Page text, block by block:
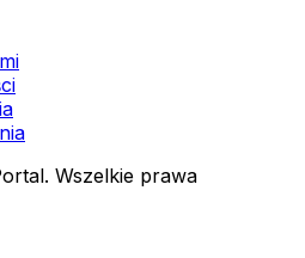
Wszelkie prawa